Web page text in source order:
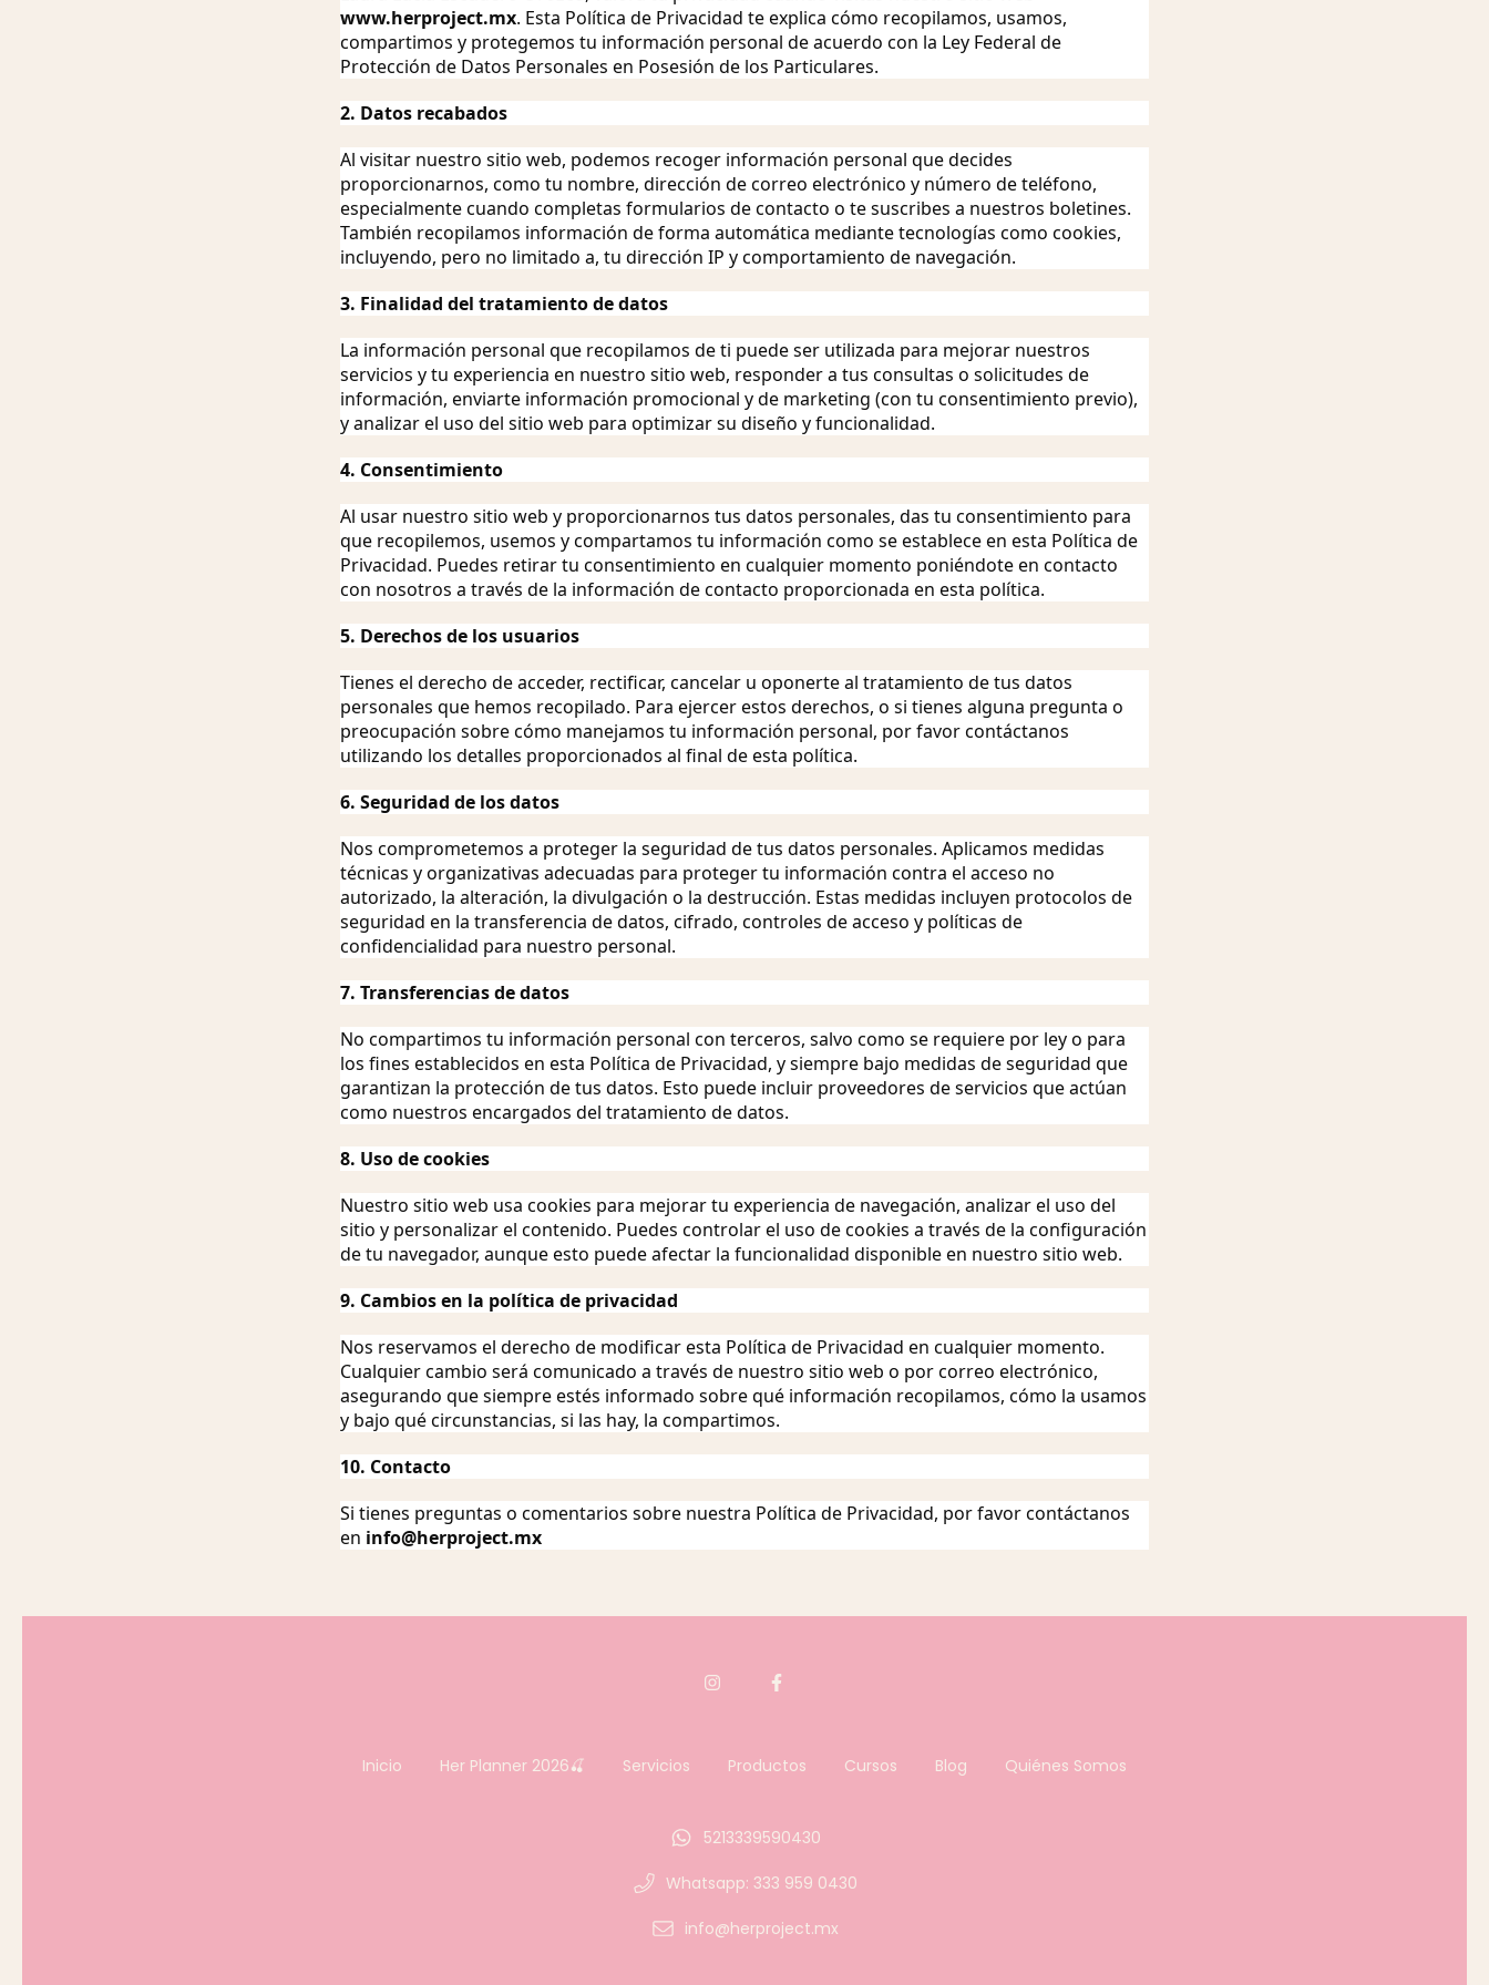
www.herproject.mx. Esta Política de Privacidad te explica cómo recopilamos, usamos,
compartimos y protegemos tu información personal de acuerdo con la Ley Federal de
Protección de Datos Personales en Posesión de los Particulares.
2. Datos recabados
Al visitar nuestro sitio web, podemos recoger información personal que decides
proporcionarnos, como tu nombre, dirección de correo electrónico y número de teléfono,
especialmente cuando completas formularios de contacto o te suscribes a nuestros boletines.
También recopilamos información de forma automática mediante tecnologías como cookies,
incluyendo, pero no limitado a, tu dirección IP y comportamiento de navegación.
3. Finalidad del tratamiento de datos
La información personal que recopilamos de ti puede ser utilizada para mejorar nuestros
servicios y tu experiencia en nuestro sitio web, responder a tus consultas o solicitudes de
información, enviarte información promocional y de marketing (con tu consentimiento previo),
y analizar el uso del sitio web para optimizar su diseño y funcionalidad.
4. Consentimiento
Al usar nuestro sitio web y proporcionarnos tus datos personales, das tu consentimiento para
que recopilemos, usemos y compartamos tu información como se establece en esta Política de
Privacidad. Puedes retirar tu consentimiento en cualquier momento poniéndote en contacto
con nosotros a través de la información de contacto proporcionada en esta política.
5. Derechos de los usuarios
Tienes el derecho de acceder, rectificar, cancelar u oponerte al tratamiento de tus datos
personales que hemos recopilado. Para ejercer estos derechos, o si tienes alguna pregunta o
preocupación sobre cómo manejamos tu información personal, por favor contáctanos
utilizando los detalles proporcionados al final de esta política.
6. Seguridad de los datos
Nos comprometemos a proteger la seguridad de tus datos personales. Aplicamos medidas
técnicas y organizativas adecuadas para proteger tu información contra el acceso no
autorizado, la alteración, la divulgación o la destrucción. Estas medidas incluyen protocolos de
seguridad en la transferencia de datos, cifrado, controles de acceso y políticas de
confidencialidad para nuestro personal.
7. Transferencias de datos
No compartimos tu información personal con terceros, salvo como se requiere por ley o para
los fines establecidos en esta Política de Privacidad, y siempre bajo medidas de seguridad que
garantizan la protección de tus datos. Esto puede incluir proveedores de servicios que actúan
como nuestros encargados del tratamiento de datos.
8. Uso de cookies
Nuestro sitio web usa cookies para mejorar tu experiencia de navegación, analizar el uso del
sitio y personalizar el contenido. Puedes controlar el uso de cookies a través de la configuración
de tu navegador, aunque esto puede afectar la funcionalidad disponible en nuestro sitio web.
9. Cambios en la política de privacidad
Nos reservamos el derecho de modificar esta Política de Privacidad en cualquier momento.
Cualquier cambio será comunicado a través de nuestro sitio web o por correo electrónico,
asegurando que siempre estés informado sobre qué información recopilamos, cómo la usamos
y bajo qué circunstancias, si las hay, la compartimos.
10. Contacto
Si tienes preguntas o comentarios sobre nuestra Política de Privacidad, por favor contáctanos
en info@herproject.mx
Inicio Her Planner 2026🍒 Servicios Productos Cursos Blog Quiénes Somos
5213339590430
Whatsapp: 333 959 0430
info@herproject.mx